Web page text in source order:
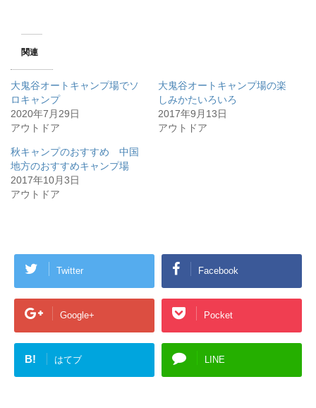
関連
大鬼谷オートキャンプ場でソ
ロキャンプ
2020年7月29日
アウトドア
大鬼谷オートキャンプ場の楽
しみかたいろいろ
2017年9月13日
アウトドア
秋キャンプのおすすめ 中国
地方のおすすめキャンプ場
2017年10月3日
アウトドア
Twitter Facebook
Google+ Pocket
B! はてブ LINE